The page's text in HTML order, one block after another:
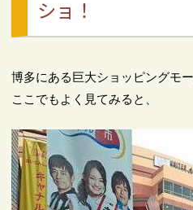
ショ！
博多にある巨大ショッピングモ
ここでもよく見てみると、